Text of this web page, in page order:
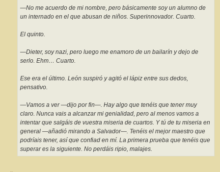
—No me acuerdo de mi nombre, pero básicamente soy un alumno de
un internado en el que abusan de niños. Superinnovador. Cuarto.
El quinto.
—Dieter, soy nazi, pero luego me enamoro de un bailarín y dejo de
serlo. Ehm… Cuarto.
Ese era el último. León suspiró y agitó el lápiz entre sus dedos,
pensativo.
—Vamos a ver —dijo por fin—. Hay algo que tenéis que tener muy
claro. Nunca vais a alcanzar mi genialidad, pero al menos vamos a
intentar que salgáis de vuestra miseria de cuartos. Y tú de tu miseria en
general —añadió mirando a Salvador—. Tenéis el mejor maestro que
podríais tener, así que confiad en mí. La primera prueba que tenéis que
superar es la siguiente. No perdáis ripio, malajes.